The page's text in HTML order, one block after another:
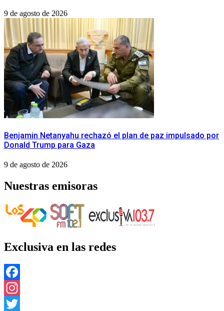
9 de agosto de 2026
Benjamin Netanyahu rechazó el plan de paz impulsado por
Donald Trump para Gaza
9 de agosto de 2026
Nuestras emisoras
Exclusiva en las redes
Facebook
Instagram